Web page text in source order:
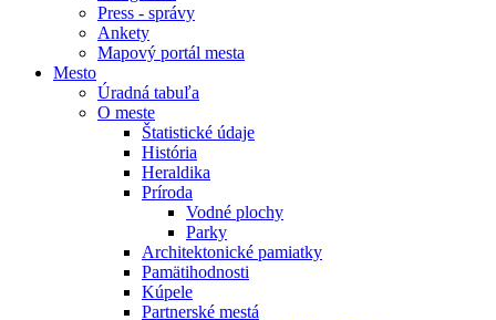
Press - správy
Ankety
Mapový portál mesta
Mesto
Úradná tabuľa
O meste
Štatistické údaje
História
Heraldika
Príroda
Vodné plochy
Parky
Architektonické pamiatky
Pamätihodnosti
Kúpele
Partnerské mestá